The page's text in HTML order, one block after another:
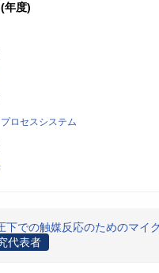
年度)
ロセスシステム
下での触媒反応のためのマイ
代表者